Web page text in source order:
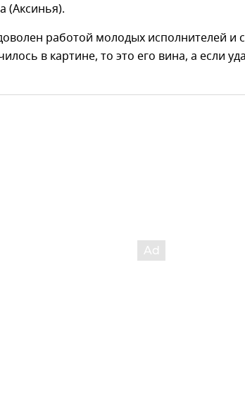
(Аксинья).
работой молодых исполнителей и
в картине, то это его вина, а если